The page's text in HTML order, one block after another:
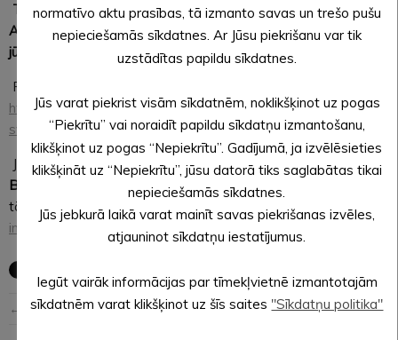
Tirgotājus aicinām pieteikties līdz 18. jūlijam (ieskaitot).
Atbildes vēstule visiem tirgotājiem tiks nosūtīta līdz 22.
jūlijam (ieskaitot).
Pieteikuma anketa pieejama šeit
https://myexpo.lv/event/aluksnes-pilsetas-svetku-lielais-
svetku-bazars/
Jautājumu gadījumā lūgums sazināties ar “LIELĀ SVĒTKU
BAZĀRA” organizatoru
“My Expo – Svētku tirgus”, zvanot uz
tālruņa numuru +371 26887800 vai rakstot uz e-pastu
info@myexpo.lv
← Iepriekšējā ziņa Nākošā ziņa →
normatīvo aktu prasības, tā izmanto savas un trešo pušu
nepieciešamās sīkdatnes. Ar Jūsu piekrišanu var tik
uzstādītas papildu sīkdatnes.
Jūs varat piekrist visām sīkdatnēm, noklikšķinot uz pogas
“Piekrītu” vai noraidīt papildu sīkdatņu izmantošanu,
klikšķinot uz pogas “Nepiekrītu”. Gadījumā, ja izvēlēsieties
klikšķināt uz “Nepiekrītu”, jūsu datorā tiks saglabātas tikai
nepieciešamās sīkdatnes.
Jūs jebkurā laikā varat mainīt savas piekrišanas izvēles,
atjauninot sīkdatņu iestatījumus.
Iegūt vairāk informācijas par tīmekļvietnē izmantotajām
sīkdatnēm varat klikšķinot uz šīs saites "Sīkdatņu politika"